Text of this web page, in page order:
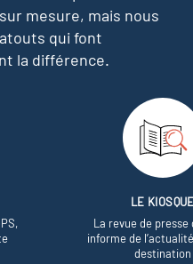
mesure, mais nous
qui font
la différence.
LE
La revue de presse
informe de
destination